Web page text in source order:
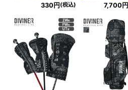
330円 (税込) 7,700円